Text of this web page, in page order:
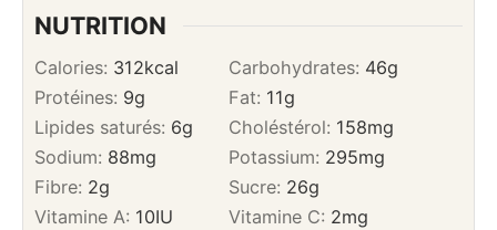
NUTRITION
Calories: 312kcal Carbohydrates: 46g
Protéines: 9g Fat: 11g
Lipides saturés: 6g Choléstérol: 158mg
Sodium: 88mg Potassium: 295mg
Fibre: 2g Sucre: 26g
Vitamine A: 10IU Vitamine C: 2mg